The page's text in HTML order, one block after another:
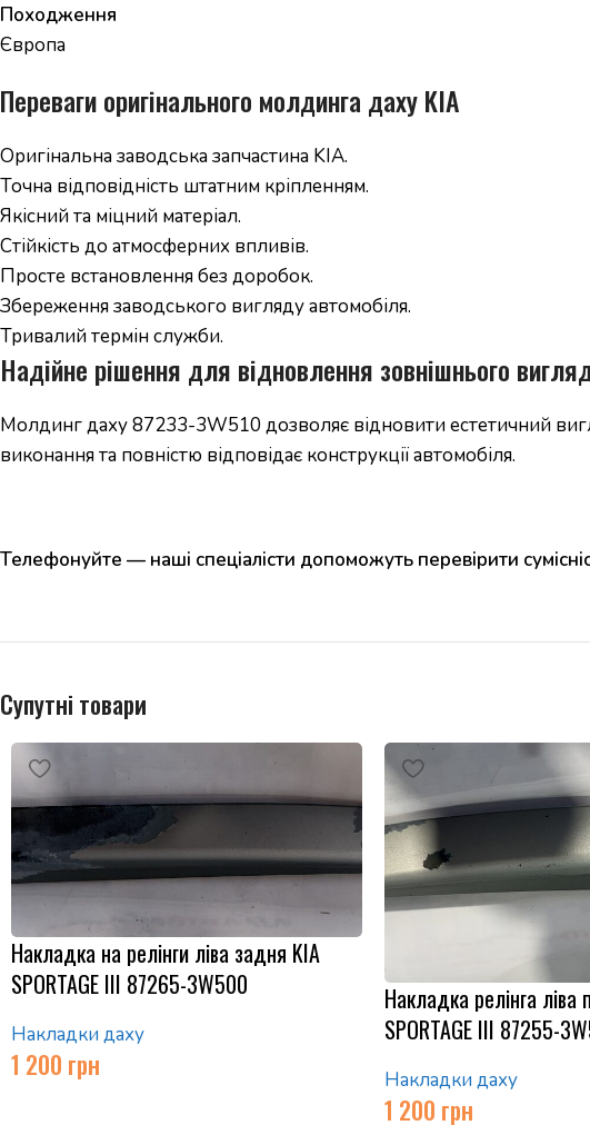
Походження
Європа
Переваги оригінального молдинга даху KIA
Оригінальна заводська запчастина KIA.
Точна відповідність штатним кріпленням.
Якісний та міцний матеріал.
Стійкість до атмосферних впливів.
Просте встановлення без доробок.
Збереження заводського вигляду автомобіля.
Тривалий термін служби.
Надійне рішення для відновлення зовнішнього
Молдинг даху 87233-3W510 дозволяє відновити естетичний
виконання та повністю відповідає конструкції автомобіля.
Телефонуйте — наші спеціалісти допоможуть перевірити
Супутні товари
Накладка на релінги ліва задня KIA
SPORTAGE III 87265-3W500
Накладки даху
1 200 грн
Накладка релінга
SPORTAGE III 87255-
Накладки даху
1 200 грн